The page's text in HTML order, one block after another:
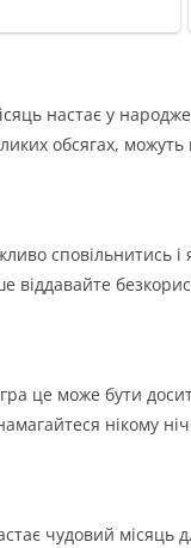
настає у
обсягах, можуть
сповільнитись і
віддавайте
це може бути
нікому
чудовий місяць